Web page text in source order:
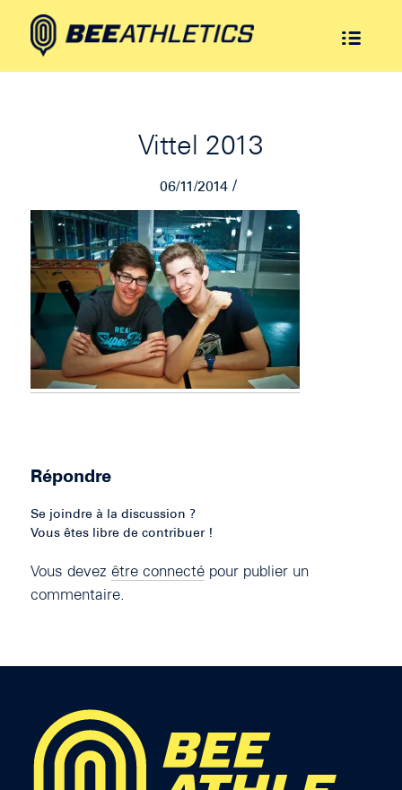
Vittel 2013
06/11/2014 /
Répondre
Se joindre à la discussion ?
Vous êtes libre de contribuer !
Vous devez être connectépour publier un
commentaire.